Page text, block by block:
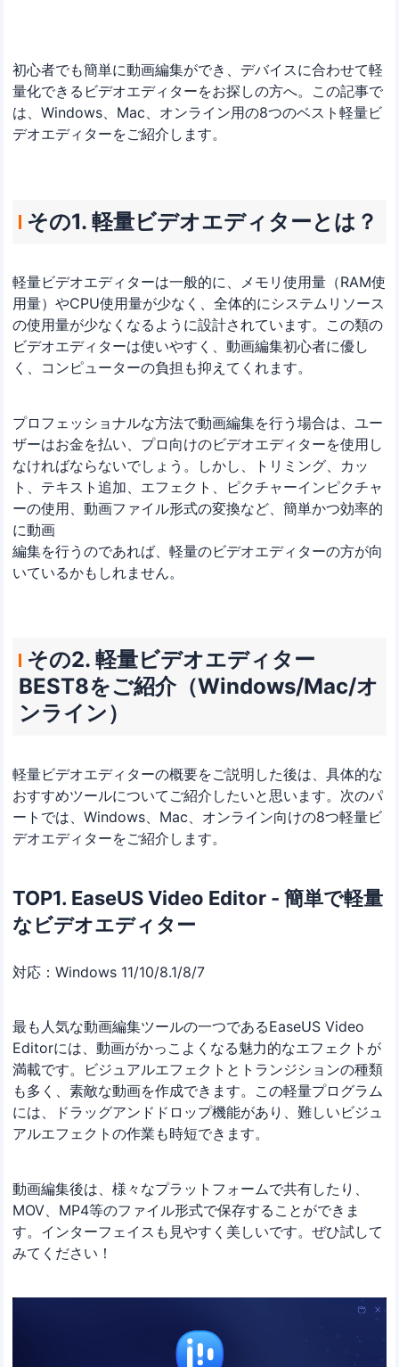
初心者でも簡単に動画編集ができ、デバイスに合わせて軽
量化できるビデオエディターをお探しの方へ。この記事で
は、Windows、Mac、オンライン用の8つのベスト軽量ビ
デオエディターをご紹介します。
その1. 軽量ビデオエディターとは？
軽量ビデオエディターは一般的に、メモリ使用量（RAM使
用量）やCPU使用量が少なく、全体的にシステムリソース
の使用量が少なくなるように設計されています。この類の
ビデオエディターは使いやすく、動画編集初心者に優し
く、コンピューターの負担も抑えてくれます。
プロフェッショナルな方法で動画編集を行う場合は、ユー
ザーはお金を払い、プロ向けのビデオエディターを使用し
なければならないでしょう。しかし、トリミング、カッ
ト、テキスト追加、エフェクト、ピクチャーインピクチャ
ーの使用、動画ファイル形式の変換など、簡単かつ効率的
に動画
編集を行うのであれば、軽量のビデオエディターの方が向
いているかもしれません。
その2. 軽量ビデオエディター
BEST8をご紹介（Windows/Mac/オ
ンライン）
軽量ビデオエディターの概要をご説明した後は、具体的な
おすすめツールについてご紹介したいと思います。次のパ
ートでは、Windows、Mac、オンライン向けの8つ軽量ビ
デオエディターをご紹介します。
TOP1. EaseUS Video Editor - 簡単で軽量
なビデオエディター
対応：Windows 11/10/8.1/8/7
最も人気な動画編集ツールの一つであるEaseUS Video
Editorには、動画がかっこよくなる魅力的なエフェクトが
満載です。ビジュアルエフェクトとトランジションの種類
も多く、素敵な動画を作成できます。この軽量プログラム
には、ドラッグアンドドロップ機能があり、難しいビジュ
アルエフェクトの作業も時短できます。
動画編集後は、様々なプラットフォームで共有したり、
MOV、MP4等のファイル形式で保存することができま
す。インターフェイスも見やすく美しいです。ぜひ試して
みてください！